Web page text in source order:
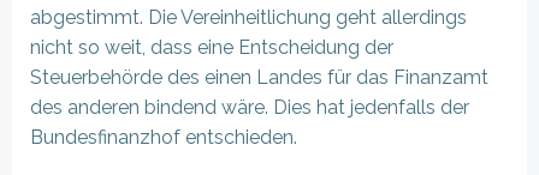
abgestimmt. Die Vereinheitlichung geht allerdings
nicht so weit, dass eine Entscheidung der
Steuerbehörde des einen Landes für das Finanzamt
des anderen bindend wäre. Dies hat jedenfalls der
Bundesfinanzhof entschieden.